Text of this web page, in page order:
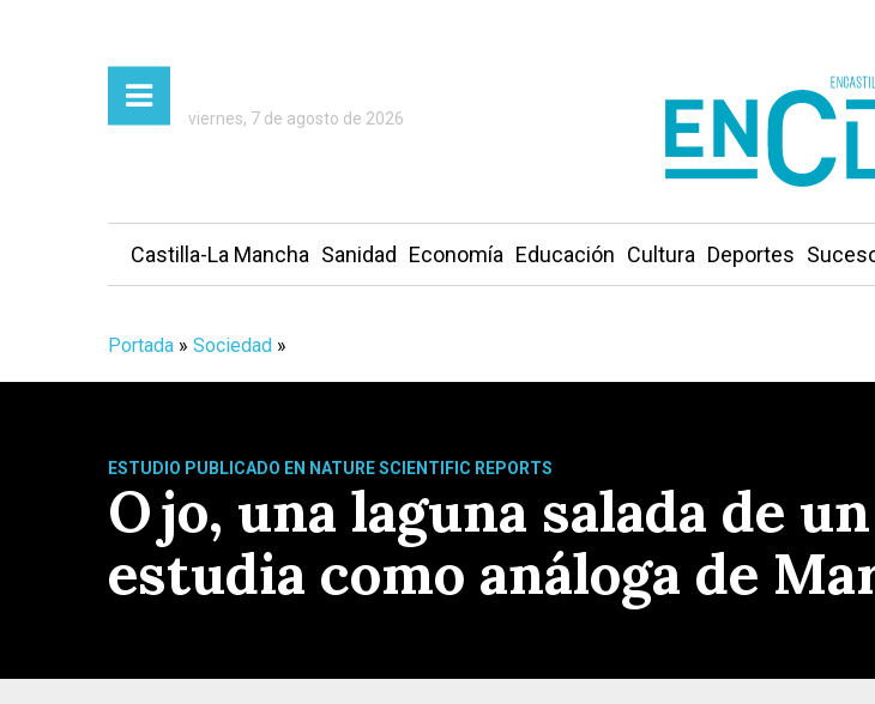
viernes, 7 de agosto de 2026
Castilla-La Mancha Sanidad Economía Educación Cultura Deportes
Portada » Sociedad »
ESTUDIO PUBLICADO EN NATURE SCIENTIFIC REPORTS
Ojo, una laguna salada de
estudia como análoga de